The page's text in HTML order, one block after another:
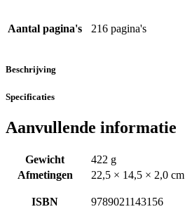
Aantal pagina's 216 pagina's
Beschrijving
Specificaties
Aanvullende informatie
Gewicht
422 g
Afmetingen
22,5 × 14,5 × 2,0 cm
ISBN 9789021143156